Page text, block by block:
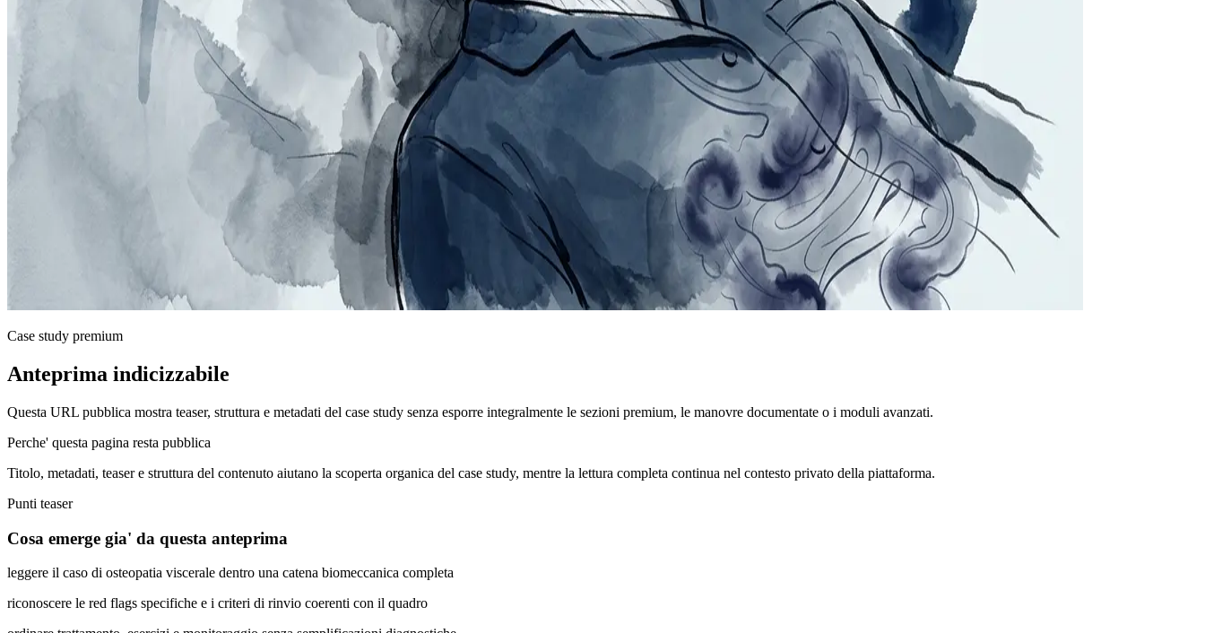
Case study premium
Anteprima indicizzabile
Questa URL pubblica mostra teaser, struttura e metadati del case study senza esporre integralmente le sezioni premium, le manovre documentate o i moduli avanzati.
Perche' questa pagina resta pubblica
Titolo, metadati, teaser e struttura del contenuto aiutano la scoperta organica del case study, mentre la lettura completa continua nel contesto privato della piattaforma.
Punti teaser
Cosa emerge gia' da questa anteprima
leggere il caso di osteopatia viscerale dentro una catena biomeccanica completa
riconoscere le red flags specifiche e i criteri di rinvio coerenti con il quadro